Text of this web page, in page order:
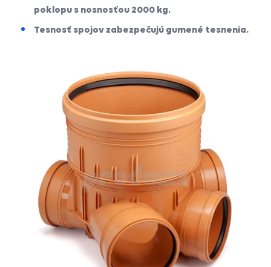
poklopu s nosnosťou 2000 kg.
Tesnosť spojov zabezpečujú gumené tesnenia.